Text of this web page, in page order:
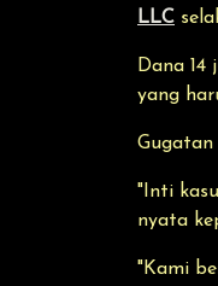
LLC
Dana
yang
Gugatan
"Inti
nyata
"Kami